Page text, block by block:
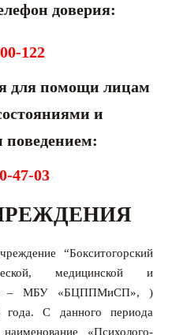
доверия:
122
помощи лицам
и
47-03
“Бокситогорский
медицинской и
– МБУ «БЦППМиСП», )
года. С данного периода
«Психолого-